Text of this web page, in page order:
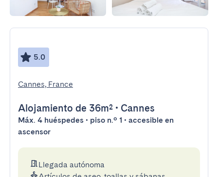
5.0
Cannes, France
Alojamiento de 36m² • Cannes
Máx. 4 huéspedes • piso n.º 1 • accesible en
ascensor
Llegada autónoma